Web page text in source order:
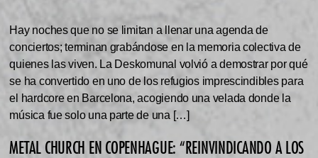
Hay noches que no se limitan a llenar una agenda de
conciertos; terminan grabándose en la memoria colectiva de
quienes las viven. La Deskomunal volvió a demostrar por qué
se ha convertido en uno de los refugios imprescindibles para
el hardcore en Barcelona, acogiendo una velada donde la
música fue solo una parte de una […]
METAL CHURCH EN COPENHAGUE: “REINVINDICANDO A LOS